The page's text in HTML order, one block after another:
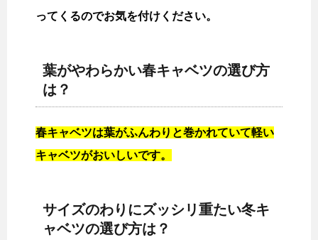
ってくるのでお気を付けください。
葉がやわらかい春キャベツの選び方
は？
春キャベツは葉がふんわりと巻かれていて軽い
キャベツがおいしいです。
サイズのわりにズッシリ重たい冬キ
ャベツの選び方は？